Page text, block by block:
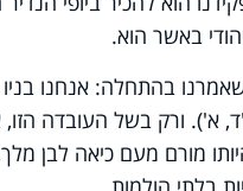
באשר הוא.
שאמרנו בהתחלה: אנחנו
ורק בשל העובדה הזו,
מורם מעם כיאה לבן